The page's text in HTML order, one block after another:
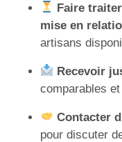
Faire
mise en
artisans
Recevoir
comparables
Contacter
pour discuter